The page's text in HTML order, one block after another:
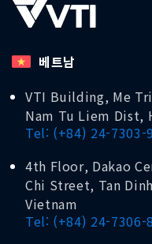
베트남
VTI Building, Me
Nam Tu Liem Dist,
Tel: (+84) 24-7303-
4th Floor, Dakao
Chi Street, Tan
Vietnam
Tel: (+84) 24-7306-